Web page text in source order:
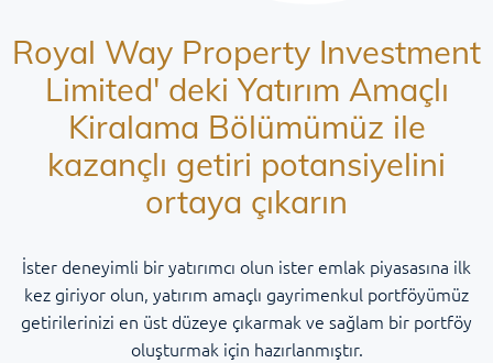
Royal Way Property Investment
Limited' deki Yatırım Amaçlı
Kiralama Bölümümüz ile
kazançlı getiri potansiyelini
ortaya çıkarın
İster deneyimli bir yatırımcı olun ister emlak piyasasına ilk
kez giriyor olun, yatırım amaçlı gayrimenkul portföyümüz
getirilerinizi en üst düzeye çıkarmak ve sağlam bir portföy
oluşturmak için hazırlanmıştır.